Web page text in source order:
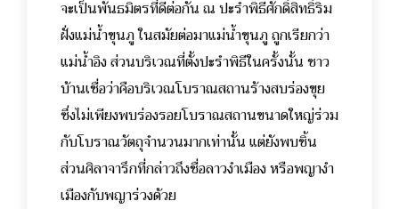
จะเป็นพันธมิตรที่ดีต่อกัน ณ ปะรำพิธีศักดิ์สิทธิ์ริม
ฝั่งแม่น้ำขุนภู ในสมัยต่อมาแม่น้ำขุนภู ถูกเรียกว่า
แม่น้ำอิง ส่วนบริเวณที่ตั้งปะรำพิธีในครั้งนั้น ชาว
บ้านเชื่อว่าคือบริเวณโบราณสถานร้างสบร่องขุย
ซึ่งไม่เพียงพบร่องรอยโบราณสถานขนาดใหญ่ร่วม
กับโบราณวัตถุจำนวนมากเท่านั้น แต่ยังพบชิ้น
ส่วนศิลาจารึกที่กล่าวถึงชื่อลาวงำเมือง หรือพญางำ
เมืองกับพญาร่วงด้วย